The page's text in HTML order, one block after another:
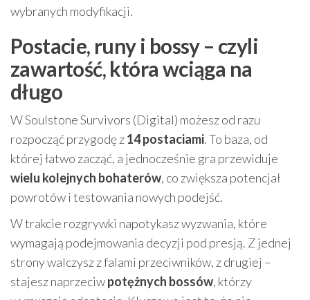
wybranych modyfikacji.
Postacie, runy i bossy – czyli
zawartość, która wciąga na
długo
W Soulstone Survivors (Digital) możesz od razu
rozpocząć przygodę z14 postaciami. To baza, od
której łatwo zacząć, a jednocześnie gra przewiduje
wielu kolejnych bohaterów, co zwiększa potencjał
powrotów i testowania nowych podejść.
W trakcie rozgrywki napotykasz wyzwania, które
wymagają podejmowania decyzji pod presją. Z jednej
strony walczysz z falami przeciwników, z drugiej –
stajesz naprzeciwpotężnych bossów, którzy